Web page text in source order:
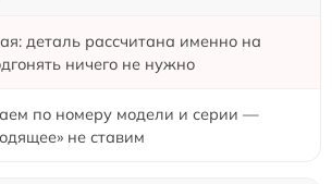
деталь рассчитана именно на
ничего не нужно
по номеру модели и серии —
не ставим